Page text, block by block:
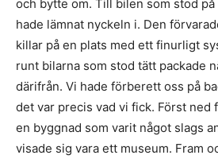
och bytte om. Till bilen som stod
hade lämnat nyckeln i. Den
killar på en plats med ett finurligt
runt bilarna som stod tätt packade
därifrån. Vi hade förberett oss på
det var precis vad vi fick. Först ned
en byggnad som varit något slags
visade sig vara ett museum. Fram